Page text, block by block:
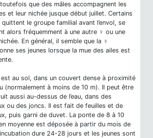
que des mâles accompagnent les
et leur nichée jusque début juillet. Certains
quittent le groupe familial avant l’envol, se
alors fréquemment à une autre ♀ ou une
En général, il semble que la ♀
ses jeunes lorsque la mue des ailes est
est au sol, dans un couvert dense à proximité
(normalement à moins de 10 m). Il peut être
aussi au-dessus de l’eau, dans des
ou des joncs. Il est fait de feuilles et de
puis garni de duvet. La ponte de 8 à 10
moyenne est déposée à partir du mois de
dure 24-28 jours et les jeunes sont